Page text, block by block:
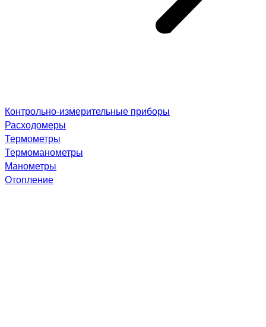
Контрольно-измерительные приборы
Расходомеры
Термометры
Термоманометры
Манометры
Отопление